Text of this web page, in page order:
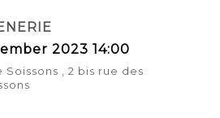
2023 14:00
, 2 bis rue des